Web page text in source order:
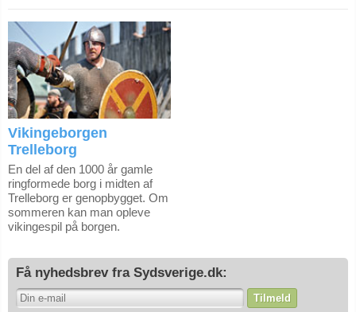
Vikingeborgen
Trelleborg
En del af den 1000 år gamle
ringformede borg i midten af
Trelleborg er genopbygget. Om
sommeren kan man opleve
vikingespil på borgen.
Få nyhedsbrev fra Sydsverige.dk:
Tilmeld